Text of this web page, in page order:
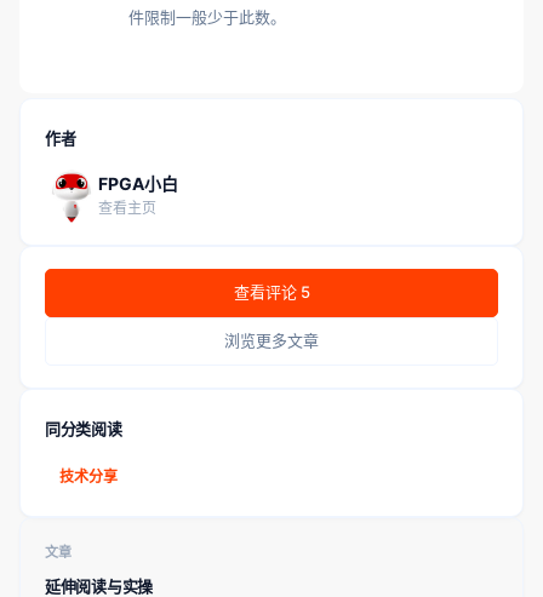
入电容的设备，那么信号在传输过程中就会出现延
件限制一般少于此数。
作者
FPGA小白
查看主页
查看评论 5
浏览更多文章
同分类阅读
技术分享
文章
延伸阅读与实操